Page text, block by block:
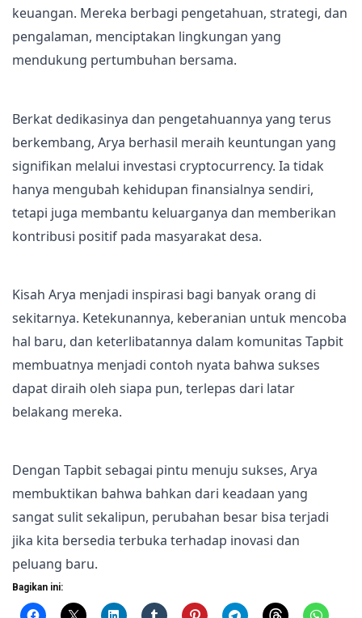
keuangan. Mereka berbagi pengetahuan, strategi, dan
pengalaman, menciptakan lingkungan yang
mendukung pertumbuhan bersama.
Berkat dedikasinya dan pengetahuannya yang terus
berkembang, Arya berhasil meraih keuntungan yang
signifikan melalui investasi cryptocurrency. Ia tidak
hanya mengubah kehidupan finansialnya sendiri,
tetapi juga membantu keluarganya dan memberikan
kontribusi positif pada masyarakat desa.
Kisah Arya menjadi inspirasi bagi banyak orang di
sekitarnya. Ketekunannya, keberanian untuk mencoba
hal baru, dan keterlibatannya dalam komunitas Tapbit
membuatnya menjadi contoh nyata bahwa sukses
dapat diraih oleh siapa pun, terlepas dari latar
belakang mereka.
Dengan Tapbit sebagai pintu menuju sukses, Arya
membuktikan bahwa bahkan dari keadaan yang
sangat sulit sekalipun, perubahan besar bisa terjadi
jika kita bersedia terbuka terhadap inovasi dan
peluang baru.
Bagikan ini: